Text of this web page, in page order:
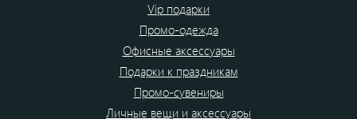
Vip подарки
Промо-одежда
Офисные аксессуары
Подарки к праздникам
Промо-сувениры
Личные вещи и аксессуары